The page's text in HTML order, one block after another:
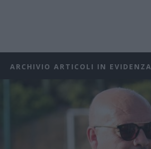
ARCHIVIO ARTICOLI IN EVIDENZA